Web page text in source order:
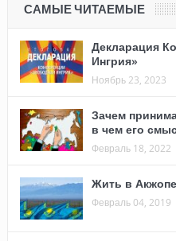
САМЫЕ ЧИТАЕМЫЕ
Декларация
Ингрия»
Ноябрь 23, 2023
Зачем
в чем его
Февраль 18, 2022
Жить в Акжопе
Февраль 04, 2019